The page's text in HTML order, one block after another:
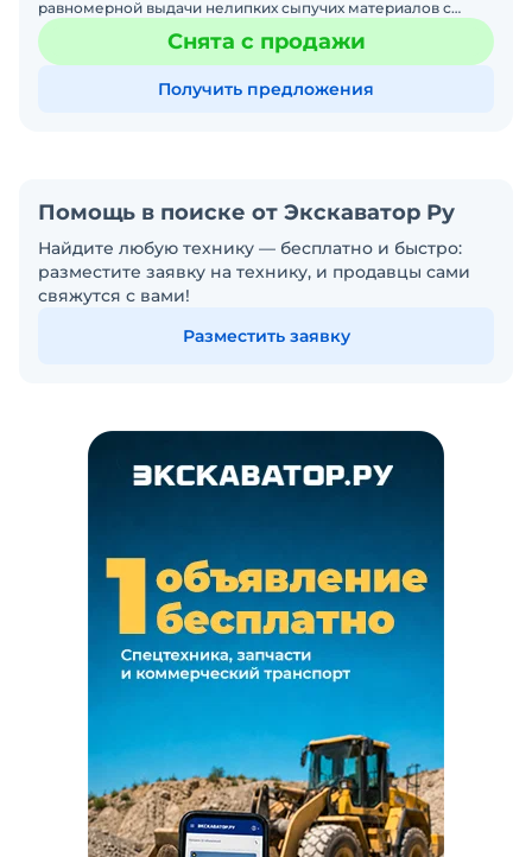
равномерной выдачи нелипких сыпучих материалов с
объемной массой насыпного груза до 1200 кг/м3 и
крупностью не
Снята с продажи
Получить предложения
Помощь в поиске от Экскаватор Ру
Найдите любую технику — бесплатно и быстро:
разместите заявку на технику, и продавцы сами
свяжутся с вами!
Разместить заявку